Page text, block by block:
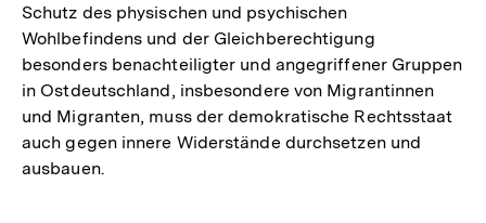
Schutz des physischen und psychischen
Wohlbefindens und der Gleichberechtigung
besonders benachteiligter und angegriffener Gruppen
in Ostdeutschland, insbesondere von Migrantinnen
und Migranten, muss der demokratische Rechtsstaat
auch gegen innere Widerstände durchsetzen und
ausbauen.